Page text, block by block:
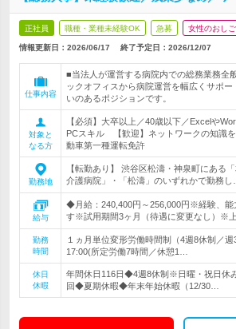
正社員 職種・業種未経験OK 急募 女性のおし
情報更新日：2026/06/17 終了予定日： 2026/12/07
仕事内容
■当法人が運営する病院内での総務業務全
ックオフィスから病院運営を幅広くサポ
いのあるポジションです。
対象と
なる方
【必須】大卒以上／40歳以下／Excelや
PCスキル 【歓迎】ネットワークの知識
動車第一種運転免許
勤務地
【転勤あり】 渋谷区松濤・神泉町にある
介護病院」・「松濤」のいずれかで勤務し…
給与
◆月給：240,400円～256,000円※経験、能
す※試用期間3ヶ月（待遇に変更なし）※
勤務
時間
１ヵ月単位変形労働時間制（4週8休制／
17:00(所定労働7時間／休憩1…
休日
休暇
年間休日116日◆4週8休制※日曜・祝日休
回◆夏期休暇◆年末年始休暇（12/30…